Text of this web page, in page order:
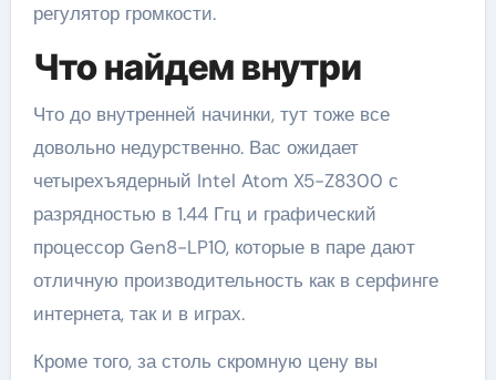
регулятор громкости.
Что найдем внутри
Что до внутренней начинки, тут тоже все
довольно недурственно. Вас ожидает
четырехъядерный Intel Atom X5-Z8300 с
разрядностью в 1.44 Ггц и графический
процессор Gen8-LP10, которые в паре дают
отличную производительность как в серфинге
интернета, так и в играх.
Кроме того, за столь скромную цену вы